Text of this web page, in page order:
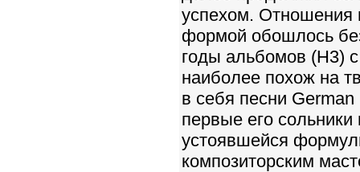
успехом. Отношения
формой обошлось
годы альбомов (Н3)
наиболее похож на
в себя песни
первые его
устоявшейся
композиторским